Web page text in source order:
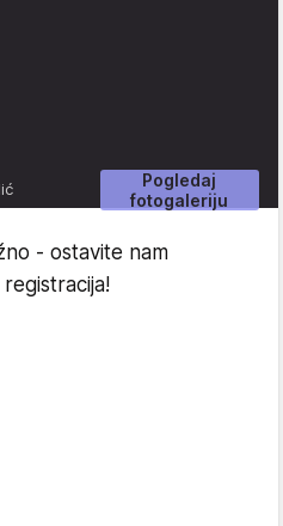
Pogledaj
fotogaleriju
- ostavite nam